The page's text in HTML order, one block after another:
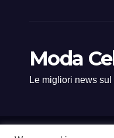
Moda
Le migliori news